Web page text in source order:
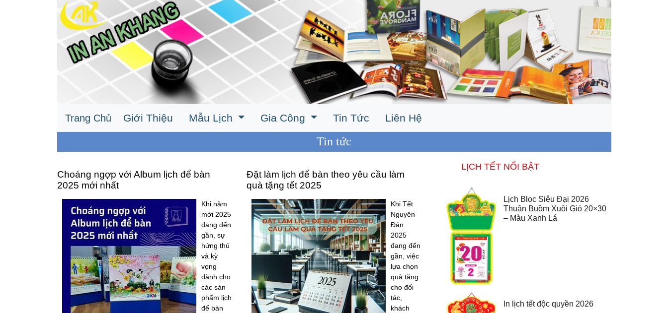
Trang Chủ Giới Thiệu Mẫu Lịch Gia Công Tin Tức Liên Hệ
Tin tức
Choáng ngợp với Album lịch để bàn
2025 mới nhất
Khi năm
mới 2025
đang đến
gần, sự
hứng thú
và kỳ
vọng
dành cho
các sản
phẩm lịch
để bàn
Đặt làm lịch để bàn theo yêu cầu làm
quà tặng tết 2025
Khi Tết
Nguyên
Đán
2025
đang đến
gần, việc
lựa chọn
quà tặng
cho đối
tác,
khách
LỊCH TẾT NỔI BẬT
Lịch Bloc Siêu Đại 2026
Thuận Buồm Xuôi Gió 20×30
– Màu Xanh Lá
In lịch tết độc quyền 2026